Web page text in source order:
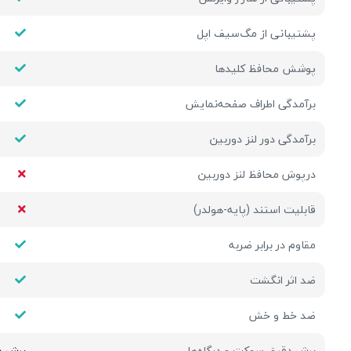
پشتیبانی از مگ‌سیف اپل
پوشش محافظ کلیدها
برآمدگی اطراف صفحه‌نمایش
برآمدگی دور لنز دوربین
درپوش محافظ لنز دوربین
قابلیت استند (پایه-هولدر)
مقاوم در برابر ضربه
ضد اثر انگشت
ضد خط و خش